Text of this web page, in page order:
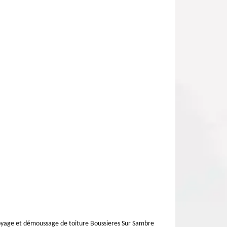
et démoussage de toiture Boussieres Sur Sambre